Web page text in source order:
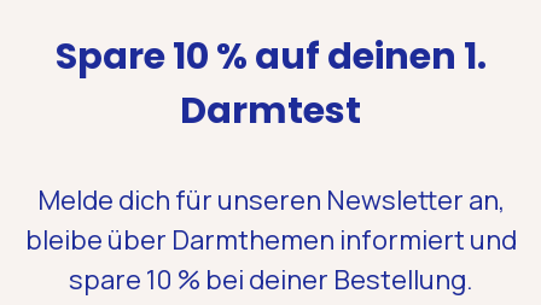
Spare 10 % auf deinen 1.
Darmtest
Melde dich für unseren Newsletter an,
bleibe über Darmthemen informiert und
spare 10 % bei deiner Bestellung.